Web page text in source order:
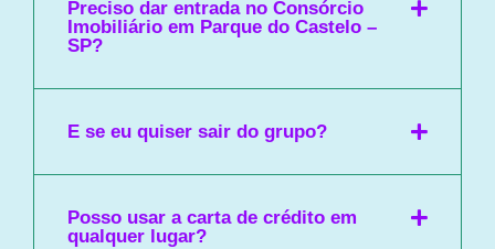
Preciso dar entrada no Consórcio
Imobiliário em Parque do Castelo –
SP?
E se eu quiser sair do grupo?
Posso usar a carta de crédito em
qualquer lugar?